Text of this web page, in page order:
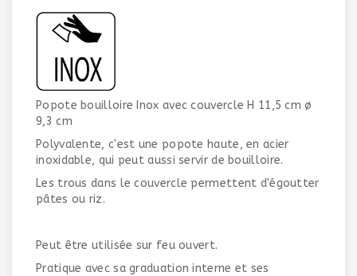
Popote bouilloire Inox avec couvercle H 11,5 cm ø
9,3 cm
Polyvalente, c'est une popote haute, en acier
inoxidable, qui peut aussi servir de bouilloire.
Les trous dans le couvercle permettent d'égoutter
pâtes ou riz.
Peut être utilisée sur feu ouvert.
Pratique avec sa graduation interne et ses